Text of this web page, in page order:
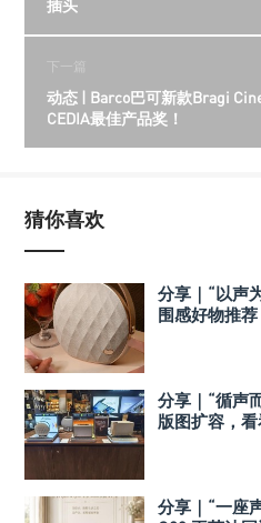
插头
下一篇
动态 | Barco巴可新款Bragi
CEDIA最佳产品奖！
猜你喜欢
分享｜“以声
围感好物推荐
分享｜“循声
版图扩容，
分享｜“一座